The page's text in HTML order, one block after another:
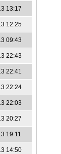
13:17
12:25
09:43
22:43
22:41
22:24
22:03
20:27
19:11
14:50